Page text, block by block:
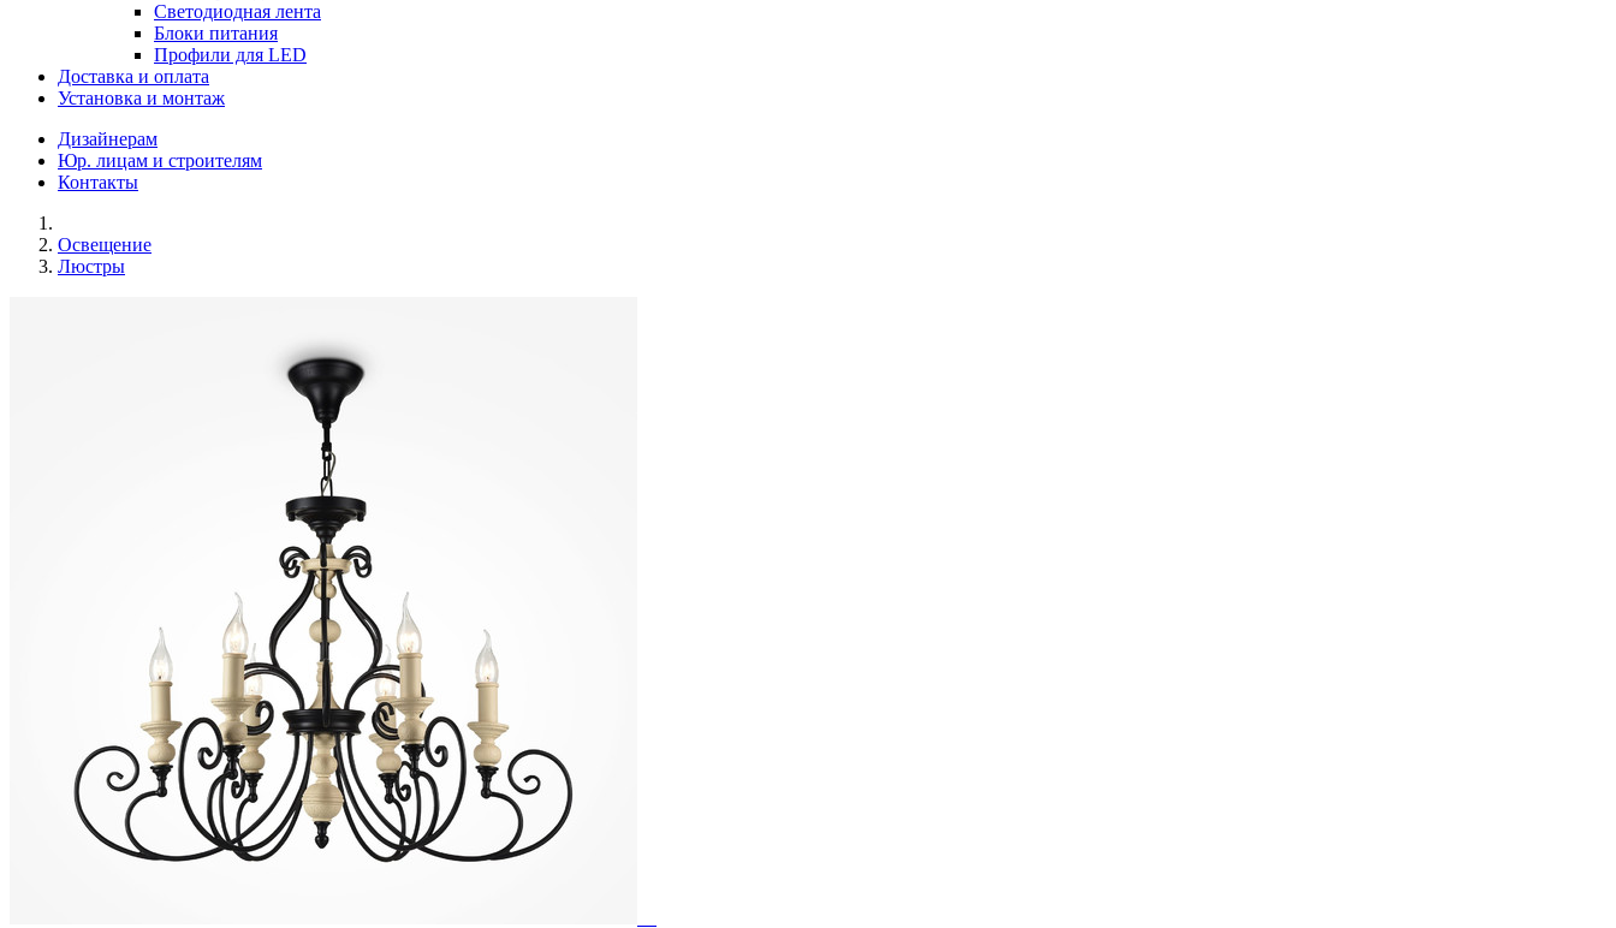
Светодиодная лента
Блоки питания
Профили для LED
Доставка и оплата
Установка и монтаж
Дизайнерам
Юр. лицам и строителям
Контакты
Освещение
Люстры